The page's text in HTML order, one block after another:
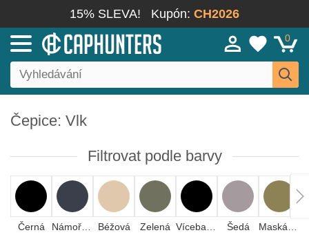
15% SLEVA! Kupón: CH2026
0
Čepice: Vlk
Filtrovat podle barvy
Černá Béžová Zelená Šedá